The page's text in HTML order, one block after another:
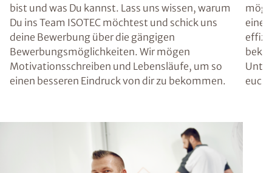
bist und was Du kannst. Lass uns wissen, warum
Du ins Team ISOTEC möchtest und schick uns
deine Bewerbung über die gängigen
Bewerbungsmöglichkeiten. Wir mögen
Motivationsschreiben und Lebensläufe, um so
einen besseren Eindruck von dir zu bekommen.
euch